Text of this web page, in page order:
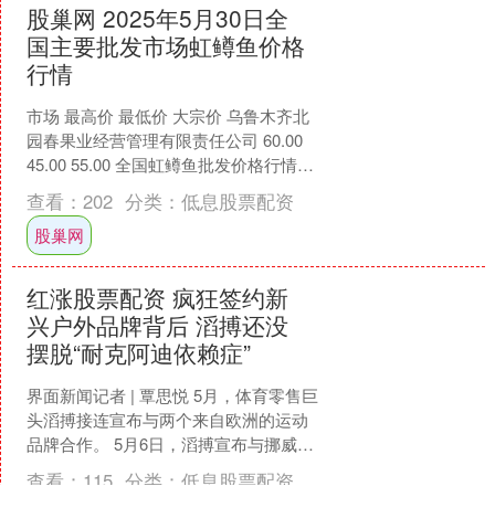
股巢网 2025年5月30日全
国主要批发市场虹鳟鱼价格
行情
市场 最高价 最低价 大宗价 乌鲁木齐北
园春果业经营管理有限责任公司 60.00
45.00 55.00 全国虹鳟鱼批发价格行情走
势分析股巢网 从今日全国虹鳟鱼....
查看： 202 分类： 低息股票配资
股巢网
红涨股票配资 疯狂签约新
兴户外品牌背后 滔搏还没
摆脱“耐克阿迪依赖症”
界面新闻记者 | 覃思悦 5月，体育零售巨
头滔搏接连宣布与两个来自欧洲的运动
品牌合作。 5月6日，滔搏宣布与挪威高
端户外品牌Norrna达成战略合作，成为
其在中....
查看： 115 分类： 低息股票配资